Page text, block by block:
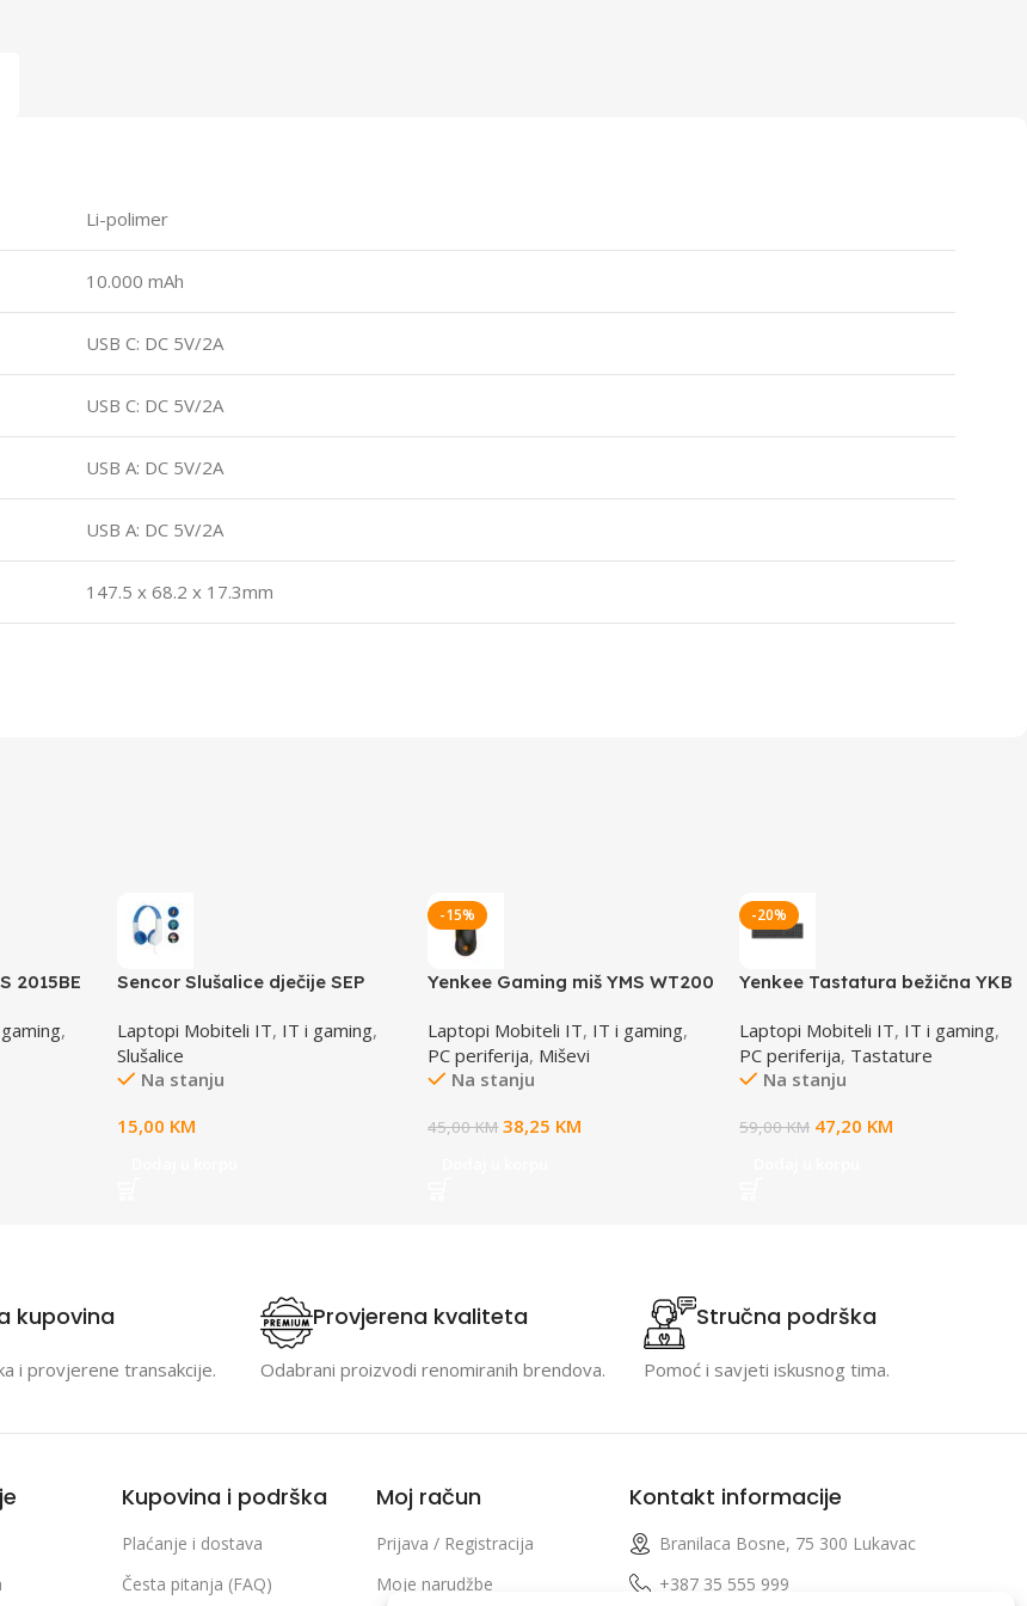
Li-polimer
10.000 mAh
USB C: DC 5V/2A
USB C: DC 5V/2A
USB A: DC 5V/2A
USB A: DC 5V/2A
147.5 x 68.2 x 17.3mm
2015BE
,
Sencor Slušalice dječije SEP
Laptopi Mobiteli IT, IT i gaming,
Slušalice
Na stanju
15,00 KM
-15%
Yenkee Gaming miš YMS WT200
Laptopi Mobiteli IT, IT i gaming,
PC periferija, Miševi
Na stanju
45,00KM 38,25 KM
-20%
Yenkee Tastatura bežična YKB
Laptopi Mobiteli IT, IT i gaming,
PC periferija, Tastature
Na stanju
59,00KM 47,20 KM
kupovina
i provjerene transakcije.
Provjerena kvaliteta
Odabrani proizvodi renomiranih brendova.
Stručna podrška
Pomoć i savjeti iskusnog tima.
Kupovina i podrška
Plaćanje i dostava
Česta pitanja (FAQ)
Moj račun
Prijava / Registracija
Moje narudžbe
Kontakt informacije
Branilaca Bosne, 75 300 Lukavac
+387 35 555 999